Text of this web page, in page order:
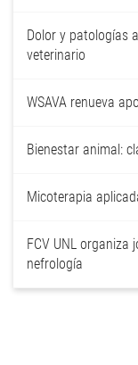
Dolor y patologías
veterinario
WSAVA renueva
Bienestar animal:
Micoterapia
FCV UNL organiza
nefrología